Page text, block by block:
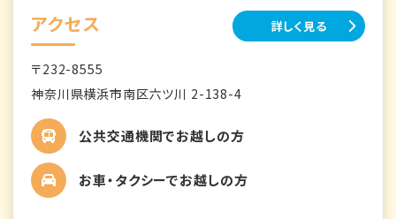
アクセス 詳しく見る
〒232-8555
神奈川県横浜市南区六ツ川 2-138-4
公共交通機関でお越しの方
お車・タクシーでお越しの方